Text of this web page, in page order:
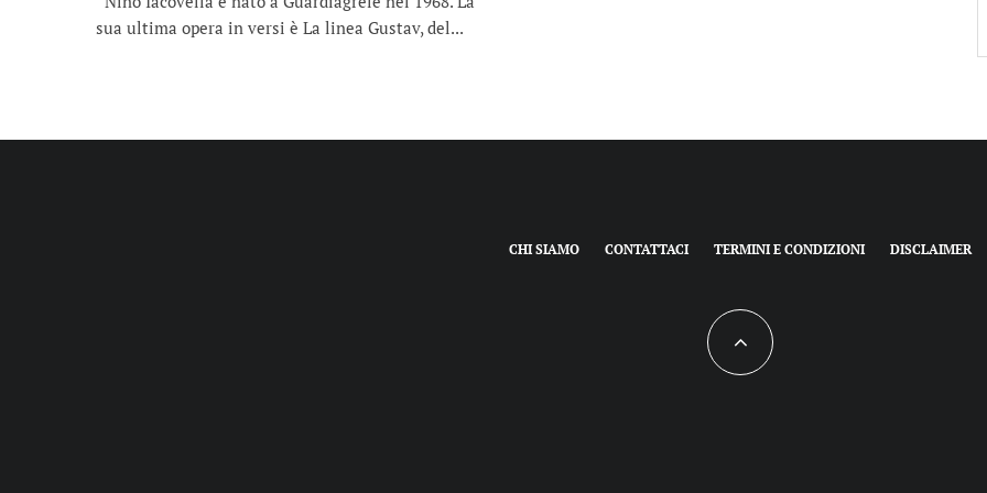
sua ultima opera in versi è La linea Gustav, del...
CHI SIAMO CONTATTACI TERMINI E CONDIZIONI DISCLAIMER